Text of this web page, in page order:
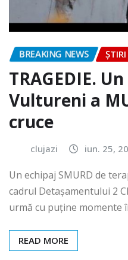
BREAKING NEWS
TRAGEDIE.
Vultureni a
cruce
clujazi iun. 25,
Un echipaj SMURD de
cadrul Detașamentului 2
urmă cu puține momente
READ MORE